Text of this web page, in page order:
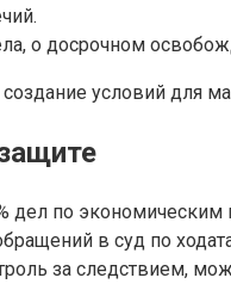
о досрочном
условий для
дел по
в суд по
за следствием,